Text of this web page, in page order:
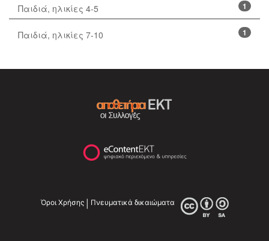
1
Παιδιά, ηλικίες 4-5
1
Παιδιά, ηλικίες 7-10